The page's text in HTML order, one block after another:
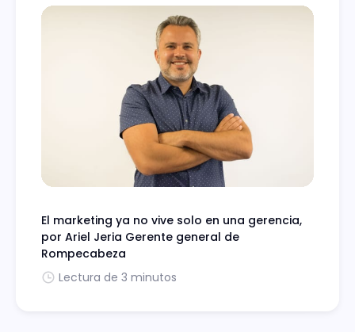
El marketing ya no vive solo en una gerencia,
por Ariel Jeria Gerente general de
Rompecabeza
Lectura de 3 minutos